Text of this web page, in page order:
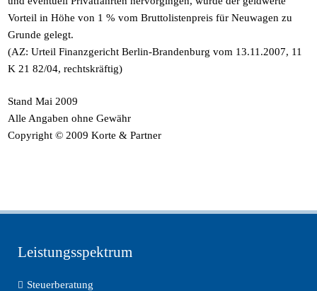
Vorteil in Höhe von 1 % vom Bruttolistenpreis für Neuwagen zu
Grunde gelegt.
(AZ: Urteil Finanzgericht Berlin-Brandenburg vom 13.11.2007, 11
K 21 82/04, rechtskräftig)
Stand Mai 2009
Alle Angaben ohne Gewähr
Copyright © 2009 Korte & Partner
Leistungsspektrum
Steuerberatung